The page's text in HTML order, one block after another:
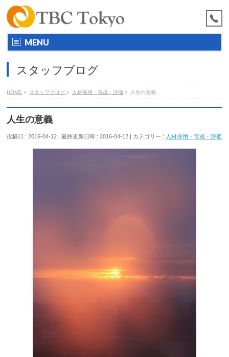
MENU
スタッフブログ
HOME » スタッフブログ» 人材採用・育成・評価 » 人生の意義
人生の意義
投稿日 : 2016-04-12 最終更新日時 : 2016-04-12 カテゴリー : 人材採用・育成・評価